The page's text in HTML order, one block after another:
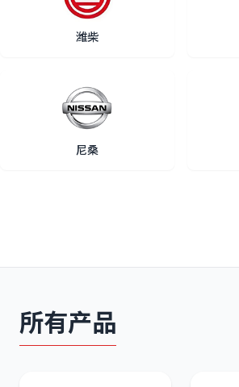
潍柴
尼桑
所有产品